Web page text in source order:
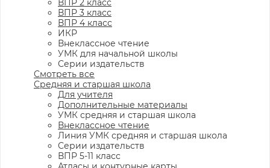
ВПР 2 класс
ВПР 3 класс
ВПР 4 класс
ИКР
Внеклассное чтение
УМК для начальной школы
Серии издательств
Смотреть все
Средняя и старшая школа
Для учителя
Дополнительные материалы
УМК средняя и старшая школа
Внеклассное чтение
Линия УМК средняя и старшая школа
Серии издательств
ВПР 5-11 класс